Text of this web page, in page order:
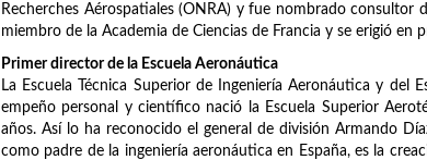
Recherches Aérospatiales (ONRA) y fue nombrado
miembro de la Academia de Ciencias de Francia y se erigió en
Primer director de la Escuela Aeronáutica
La Escuela Técnica Superior de Ingeniería Aeronáutica y del
empeño personal y científico nació la Escuela Superior
años. Así lo ha reconocido el general de división Armando
como padre de la ingeniería aeronáutica en España, es la